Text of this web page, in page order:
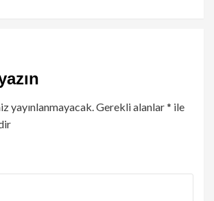
yayınlanmayacak.Gerekli alanlar* ile